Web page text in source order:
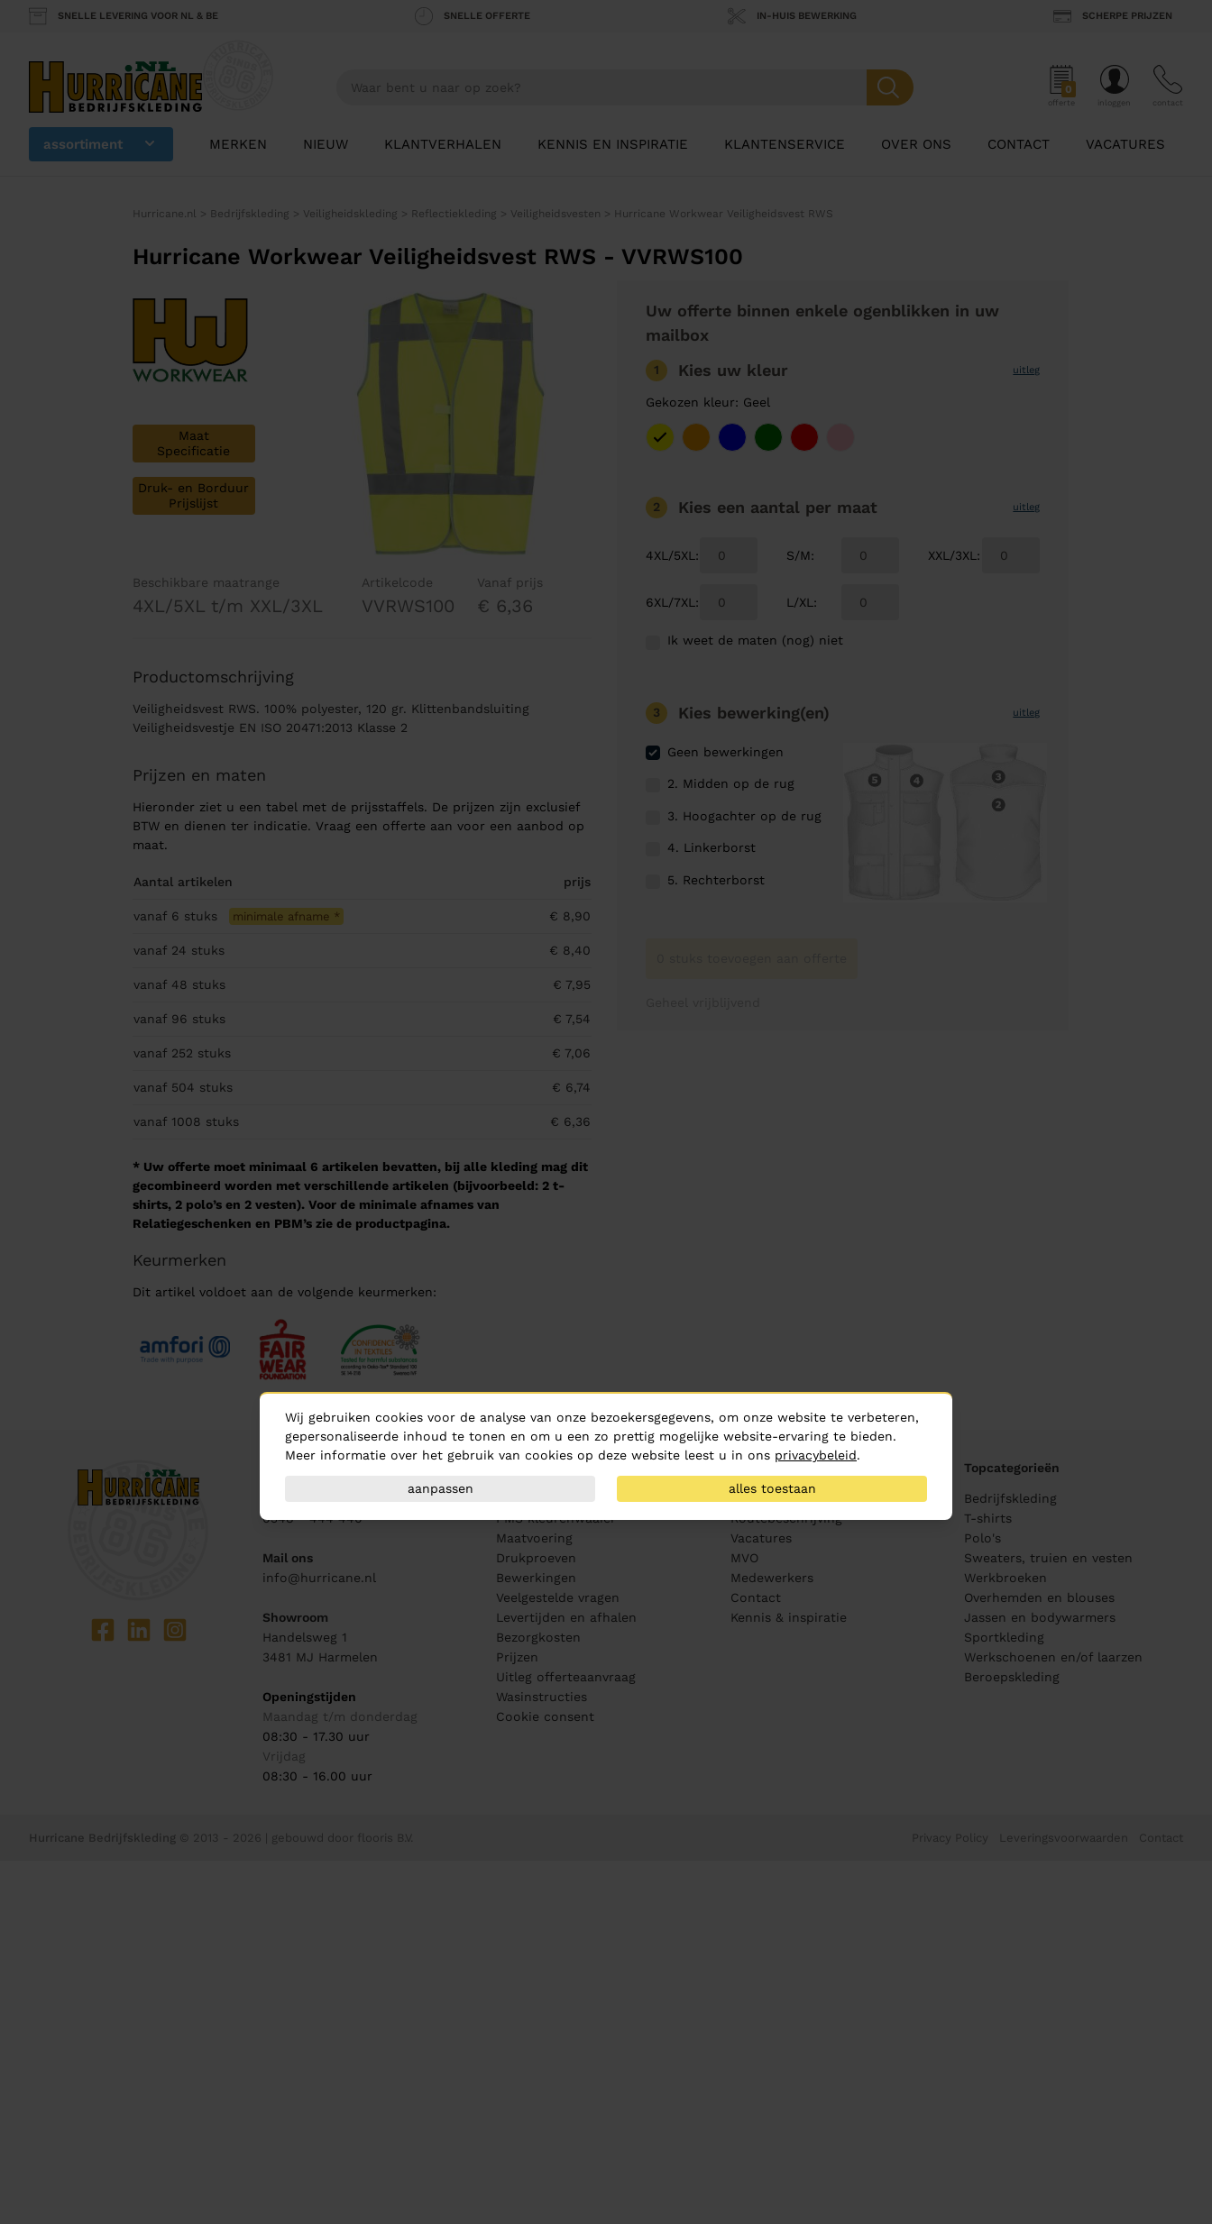
SNELLE LEVERING VOOR NL & BE SNELLE OFFERTE IN-HUIS BEWERKING SCHERPE PRIJZEN
0
offerte inloggen contact
assortiment MERKEN NIEUW KLANTVERHALEN KENNIS EN INSPIRATIE KLANTENSERVICE OVER ONS CONTACT VACATURES
Hurricane.nl > Bedrijfskleding > Veiligheidskleding > Reflectiekleding > Veiligheidsvesten > Hurricane Workwear Veiligheidsvest RWS
Hurricane Workwear Veiligheidsvest RWS - VVRWS100
Maat
Specificatie
Druk- en Borduur
Prijslijst
Beschikbare maatrange
4XL/5XL t/m XXL/3XL
Artikelcode
VVRWS100
Vanaf prijs
€ 6,36
Productomschrijving
Veiligheidsvest RWS. 100% polyester, 120 gr. Klittenbandsluiting
Veiligheidsvestje EN ISO 20471:2013 Klasse 2
Prijzen en maten
Hieronder ziet u een tabel met de prijsstaffels. De prijzen zijn exclusief
BTW en dienen ter indicatie. Vraag een offerte aan voor een aanbod op
maat.
Aantal artikelen prijs
vanaf 6 stuks minimale afname * € 8,90
vanaf 24 stuks € 8,40
vanaf 48 stuks € 7,95
vanaf 96 stuks € 7,54
vanaf 252 stuks € 7,06
vanaf 504 stuks € 6,74
vanaf 1008 stuks € 6,36
* Uw offerte moet minimaal 6 artikelen bevatten, bij alle kleding mag dit
gecombineerd worden met verschillende artikelen (bijvoorbeeld: 2 t-
shirts, 2 polo’s en 2 vesten). Voor de minimale afnames van
Relatiegeschenken en PBM’s zie de productpagina.
Keurmerken
Dit artikel voldoet aan de volgende keurmerken:
Uw offerte binnen enkele ogenblikken in uw
mailbox
1 Kies uw kleur uitleg
Gekozen kleur: Geel
2 Kies een aantal per maat uitleg
4XL/5XL :
6XL/7XL :
S/M:
L/XL :
XXL/3XL :
Ik weet de maten (nog) niet
3 Kies bewerking(en) uitleg
Geen bewerkingen
2. Midden op de rug
3. Hoogachter op de rug
4. Linkerborst
5. Rechterborst
0348 - 444 440
Mail ons
info@hurricane.nl
Showroom
Handelsweg 1
3481 MJ Harmelen
Openingstijden
Maandag t/m donderdag
08:30 - 17.30 uur
Vrijdag
08:30 - 16.00 uur
Aanleveren artwork
PMS kleurenwaaier
Maatvoering
Drukproeven
Bewerkingen
Veelgestelde vragen
Levertijden en afhalen
Bezorgkosten
Prijzen
Uitleg offerteaanvraag
Wasinstructies
Cookie consent
Over Hurricane
Routebeschrijving
Vacatures
MVO
Medewerkers
Contact
Kennis & inspiratie
Topcategorieën
Bedrijfskleding
T-shirts
Polo's
Sweaters, truien en vesten
Werkbroeken
Overhemden en blouses
Jassen en bodywarmers
Sportkleding
Werkschoenen en/of laarzen
Beroepskleding
Hurricane Bedrijfskleding © 2013 - 2026 | gebouwd door flooris B.V. Privacy Policy Leveringsvoorwaarden Contact
Wij gebruiken cookies voor de analyse van onze bezoekersgegevens, om onze website te verbeteren,
gepersonaliseerde inhoud te tonen en om u een zo prettig mogelijke website-ervaring te bieden.
Meer informatie over het gebruik van cookies op deze website leest u in ons privacybeleid.
aanpassen alles toestaan